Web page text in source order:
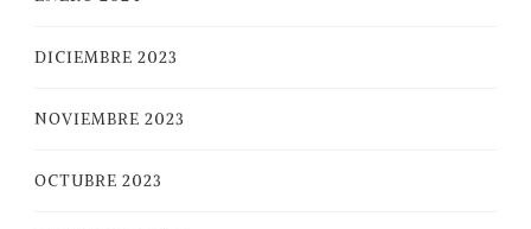
DICIEMBRE 2023
NOVIEMBRE 2023
OCTUBRE 2023